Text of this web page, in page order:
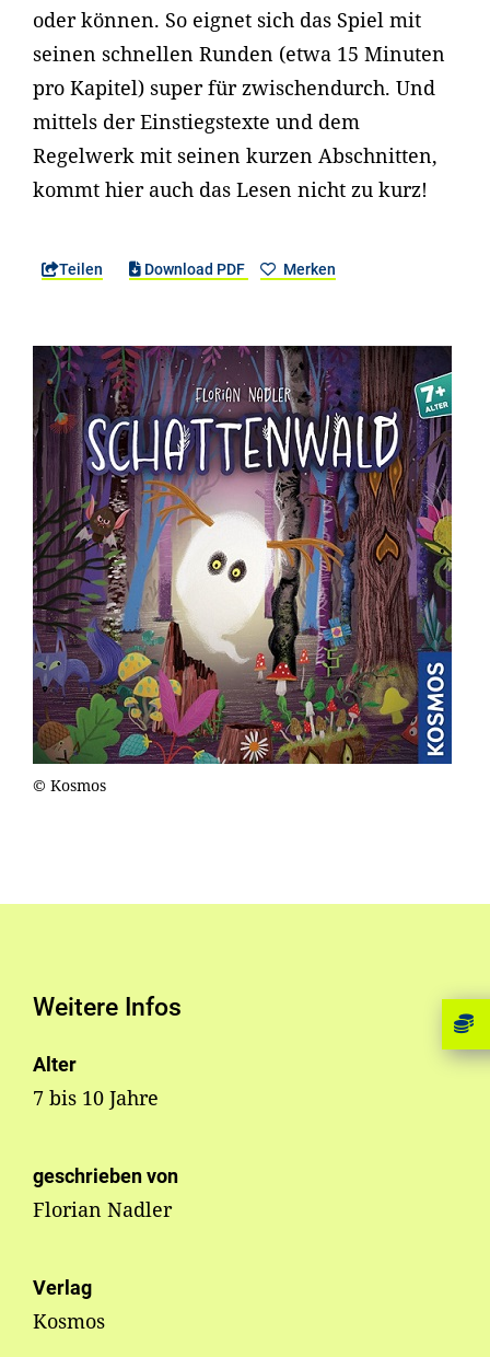
oder können. So eignet sich das Spiel mit
seinen schnellen Runden (etwa 15 Minuten
pro Kapitel) super für zwischendurch. Und
mittels der Einstiegstexte und dem
Regelwerk mit seinen kurzen Abschnitten,
kommt hier auch das Lesen nicht zu kurz!
Teilen Download PDF Merken
© Kosmos
Weitere Infos
Alter
7 bis 10 Jahre
geschrieben von
Florian Nadler
Verlag
Kosmos